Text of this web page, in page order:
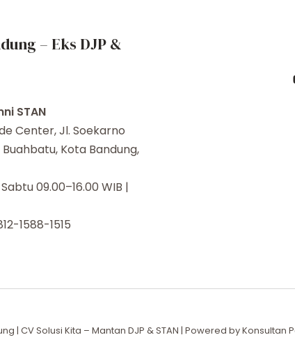
– Eks DJP &
STAN
Center, Jl. Soekarno
Buahbatu, Kota Bandung,
09.00–16.00 WIB |
1588-1515
| CV Solusi Kita – Mantan DJP & STAN | Powered by Konsultan